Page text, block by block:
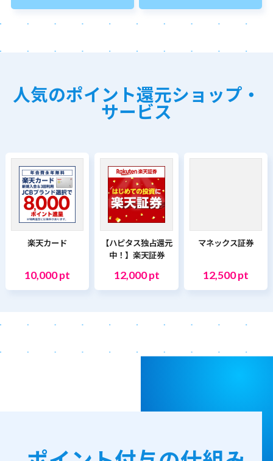
人気のポイント還元ショップ・
サービス
楽天カード
10,000 pt
【ハピタス独占還元
中！】楽天証券
12,000 pt
マネックス証券
12,500 pt